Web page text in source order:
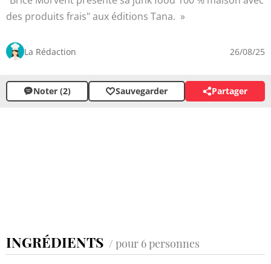
des produits frais" aux éditions Tana.
La Rédaction 26/08/25
Noter (2) Sauvegarder Partager
INGRÉDIENTS / pour 6 personnes